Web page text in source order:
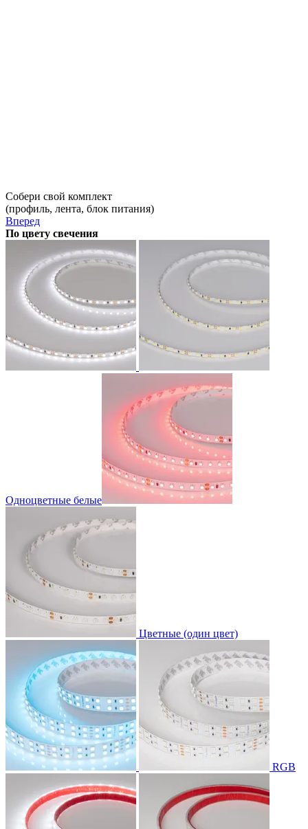
Собери свой комплект
(профиль, лента, блок питания)
Вперед
По цвету свечения
Одноцветные белые
Цветные (один цвет)
RGB